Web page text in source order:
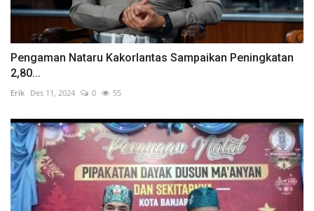
Pengaman Nataru Kakorlantas Sampaikan Peningkatan
2,80...
Erik Des 11, 2024 0 55